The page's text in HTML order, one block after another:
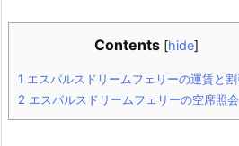
Contents [hide]
1 エスパルスドリームフェリーの運賃と割
2 エスパルスドリームフェリーの空席照